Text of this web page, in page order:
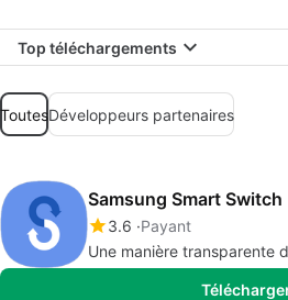
Top téléchargements
ToutesDéveloppeurs partenaires
Samsung Smart Switch
3.6 Payant
Une manière transparente